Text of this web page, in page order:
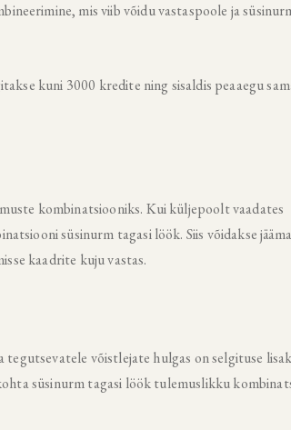
mis viib võidu vastaspoole ja
kuni 3000 kredite ning sisaldis peaaegu
kombinatsiooniks. Kui küljepoolt vaadates
süsinurm tagasi löök. Siis võidakse
kaadrite kuju vastas.
võistlejate hulgas on selgituse
süsinurm tagasi löök tulemuslikku